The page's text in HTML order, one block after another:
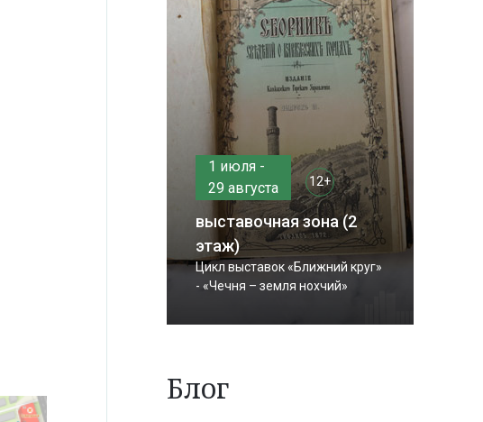
1 июля -
29 августа
12+
выставочная зона (2
этаж)
Цикл выставок «Ближний круг»
- «Чечня – земля нохчий»
Блог